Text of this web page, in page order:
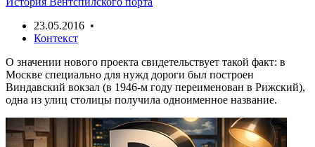
23.05.2016 •
Контекст
О значении нового проекта свидетельствует такой факт: в
Москве специально для нужд дороги был построен
Виндавский вокзал (в 1946-м году переименован в Рижский),
одна из улиц столицы получила одноименное название.